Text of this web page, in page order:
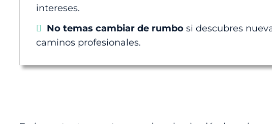
intereses.
No temas cambiar de rumbo si descubres
caminos profesionales.